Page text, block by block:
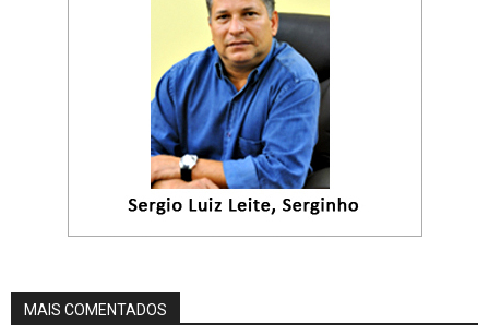
MAIS COMENTADOS